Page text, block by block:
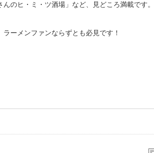
のヒ・ミ・ツ酒場」など、見どころ満載です。
ーメンファンならずとも必見です！